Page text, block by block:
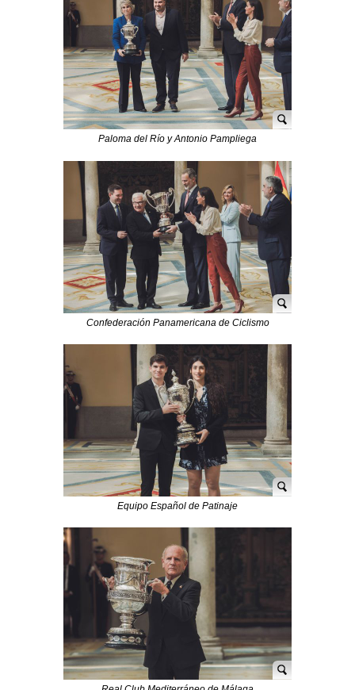
Paloma del Río y Antonio Pampliega
Confederación Panamericana de Ciclismo
Equipo Español de Patinaje